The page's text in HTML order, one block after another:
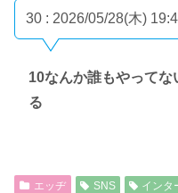
30 : 2026/05/28(木)
10なんか誰もやってな
る
エッヂ SNS インタ